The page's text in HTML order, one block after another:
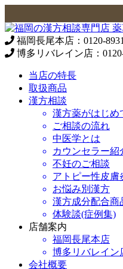
福岡長尾本店： 0120-
博多リバレイン店：
当店の特長
取扱商品
漢方相談
漢方薬がはじめ
ご相談の流れ
中医学とは
カウンセラー紹
不妊のご相談
アトピー性皮膚
お悩み別漢方
漢方成分配合商
体験談(症例集)
店舗案内
福岡長尾本店
博多リバレイン
会社概要